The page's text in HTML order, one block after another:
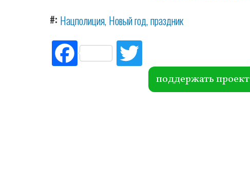
# Нацполиция Новый год праздник
Fac
ebo itte
r поддержать проект